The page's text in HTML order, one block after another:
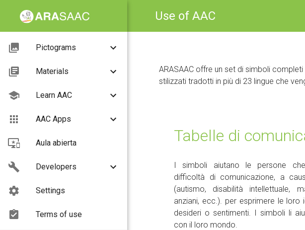
Use of AAC
ARASAAC offre un set di simboli
stilizzati tradotti in più di 23 lingue che
Tabelle di
I simboli aiutano le persone
difficoltà di comunicazione, a
(autismo, disabilità intellettuale,
anziani, ecc.). per esprimere le loro
desideri o sentimenti. I simboli li
con il loro mondo.
Pictograms
Materials
Learn AAC
AAC Apps
Aula abierta
Developers
Settings
Terms of use